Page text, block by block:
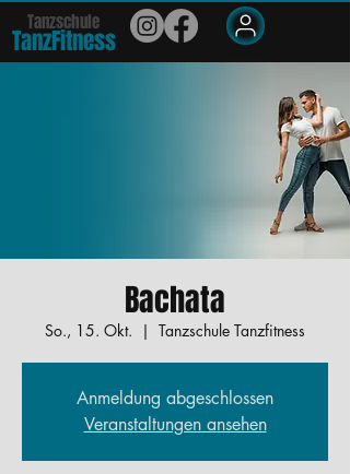
Tanzschule
TanzFitness
Bachata
So., 15. Okt.
  |
Tanzschule Tanzfitness
Anmeldung abgeschlossen
Veranstaltungen ansehen